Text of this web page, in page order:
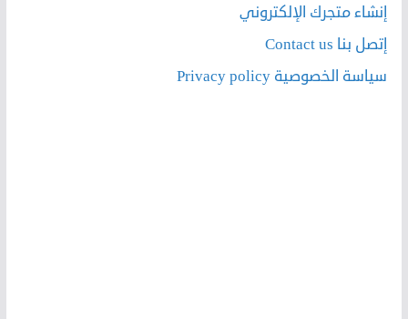
إنشاء متجرك الإلكتروني
إتصل بنا Contact us
سياسة الخصوصية Privacy policy